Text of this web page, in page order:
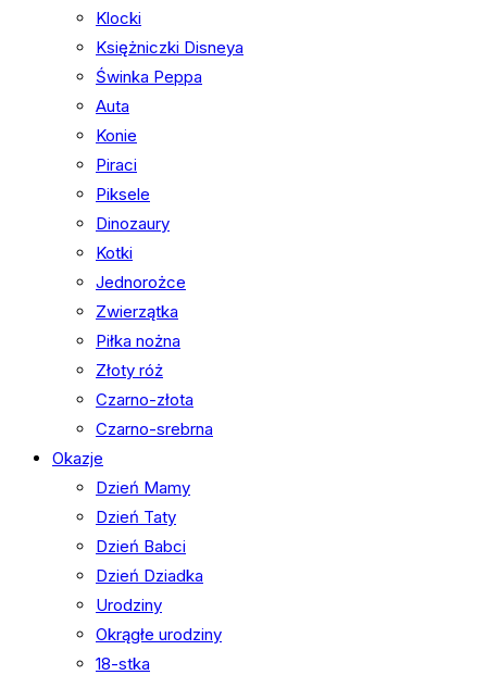
Klocki
Księżniczki Disneya
Świnka Peppa
Auta
Konie
Piraci
Piksele
Dinozaury
Kotki
Jednorożce
Zwierzątka
Piłka nożna
Złoty róż
Czarno-złota
Czarno-srebrna
Okazje
Dzień Mamy
Dzień Taty
Dzień Babci
Dzień Dziadka
Urodziny
Okrągłe urodziny
18-stka